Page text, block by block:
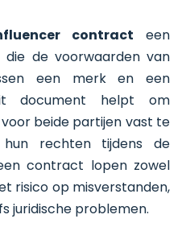
contract een
die de voorwaarden van
een merk en een
document helpt om
beide partijen vast te
rechten tijdens de
contract lopen zowel
risico op misverstanden,
juridische problemen.